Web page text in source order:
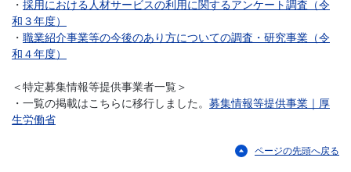
・ 採用における人材サービスの利用に関するアンケート調査（令
和３年度）
・ 職業紹介事業等の今後のあり方についての調査・研究事業（令
和４年度）
＜特定募集情報等提供事業者一覧＞
・一覧の掲載はこちらに移行しました。 募集情報等提供事業｜厚
生労働省
ページの先頭へ戻る